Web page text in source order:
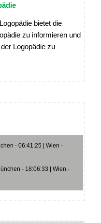
bietet die
zu informieren und
Logopädie zu
- 06:41:25 | Wien -
- 18:06:33 | Wien -